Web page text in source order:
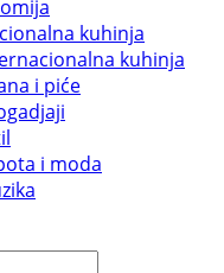
kuhinja
kuhinja
i piće
i moda